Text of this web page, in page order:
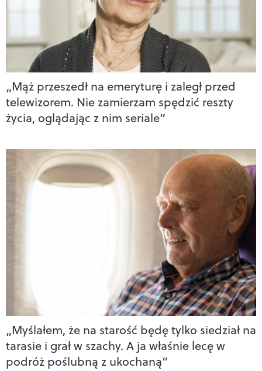
„Mąż przeszedł na emeryturę i zaległ przed
telewizorem. Nie zamierzam spędzić reszty
życia, oglądając z nim seriale”
„Myślałem, że na starość będę tylko siedział na
tarasie i grał w szachy. A ja właśnie lecę w
podróż poślubną z ukochaną”